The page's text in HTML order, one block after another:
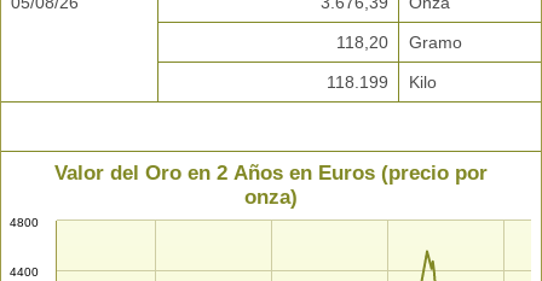
118,20 Gramo
118.199 Kilo
Valor del Oro en 2 Años en Euros (precio por
onza)
4400
4800